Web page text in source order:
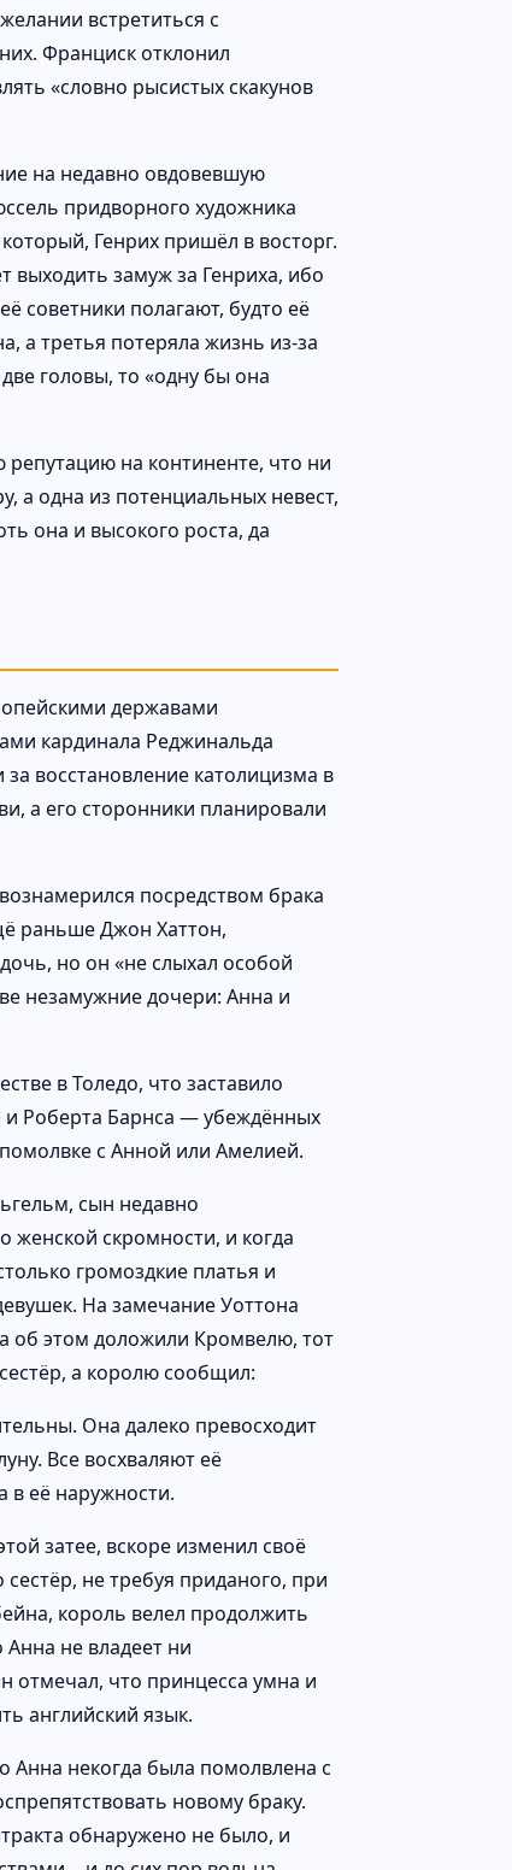
встретиться с
Франциск отклонил
«словно рысистых скакунов
на недавно овдовевшую
придворного художника
Генрих пришёл в восторг.
выходить замуж за Генриха, ибо
советники полагают, будто её
а третья потеряла жизнь из-за
головы, то «одну бы она
на континенте, что ни
а одна из потенциальных невест,
она и высокого роста, да
державами
кардинала Реджинальда
восстановление католицизма в
а его сторонники планировали
посредством брака
раньше Джон Хаттон,
но он «не слыхал особой
незамужние дочери: Анна и
в Толедо, что заставило
и Роберта Барнса — убеждённых
с Анной или Амелией.
сын недавно
женской скромности, и когда
громоздкие платья и
На замечание Уоттона
об этом доложили Кромвелю, тот
а королю сообщил:
Она далеко превосходит
Все восхваляют её
в её наружности.
затее, вскоре изменил своё
не требуя приданого, при
король велел продолжить
Анна не владеет ни
отмечал, что принцесса умна и
английский язык.
Анна некогда была помолвлена с
новому браку.
обнаружено не было, и